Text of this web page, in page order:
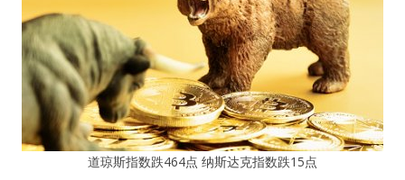
道琼斯指数跌464点 纳斯达克指数跌15点